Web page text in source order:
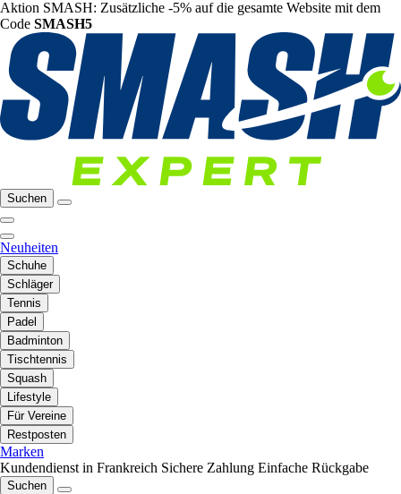
Aktion SMASH: Zusätzliche -5% auf die gesamte Website mit dem
Code SMASH5
Suchen
Neuheiten
Schuhe
Schläger
Tennis
Padel
Badminton
Tischtennis
Squash
Lifestyle
Für Vereine
Restposten
Marken
Kundendienst in Frankreich Sichere Zahlung Einfache Rückgabe
Suchen